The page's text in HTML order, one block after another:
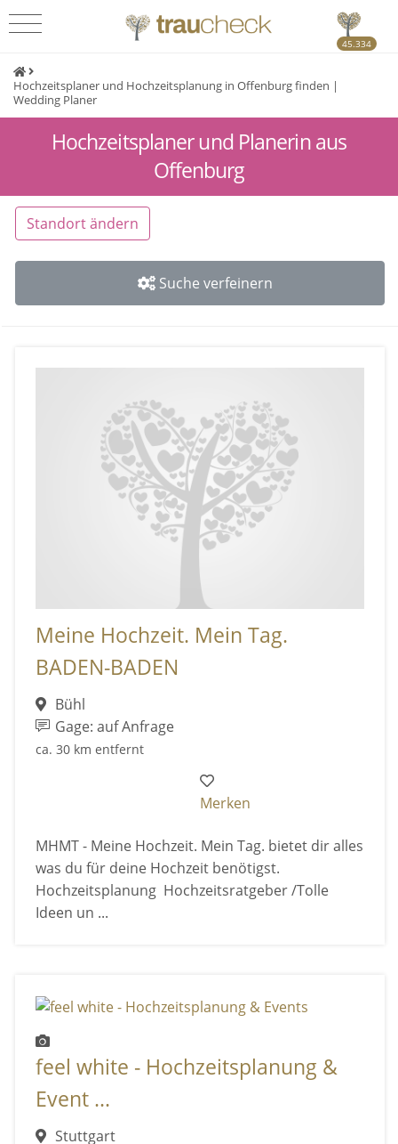
45.334
Hochzeitsplaner und Hochzeitsplanung in Offenburg finden |
Wedding Planer
Hochzeitsplaner und Planerin aus
Offenburg
Standort ändern
Suche verfeinern
Meine Hochzeit. Mein Tag.
BADEN-BADEN
Bühl
Gage: auf Anfrage
ca. 30 km entfernt
Merken
MHMT - Meine Hochzeit. Mein Tag. bietet dir alles
was du für deine Hochzeit benötigst.
Hochzeitsplanung Hochzeitsratgeber /Tolle
Ideen un ...
feel white - Hochzeitsplanung &
Event ...
Stuttgart